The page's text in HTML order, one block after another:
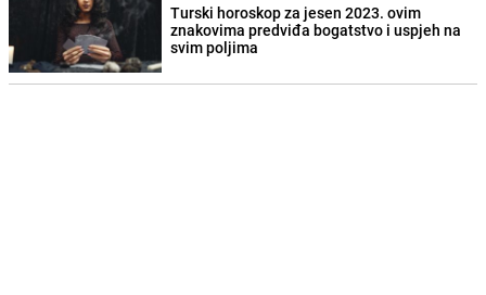
Turski horoskop za jesen 2023. ovim
znakovima predviđa bogatstvo i uspjeh na
svim poljima